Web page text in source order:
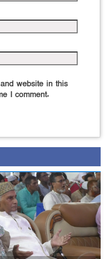
website in this
I comment.